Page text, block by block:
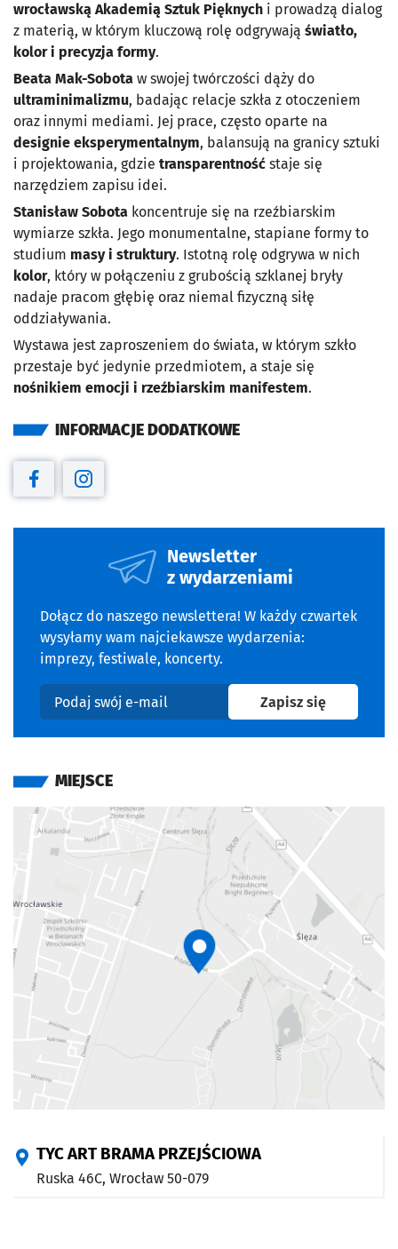
wrocławską Akademią Sztuk Pięknych i prowadzą dialog
z materią, w którym kluczową rolę odgrywają światło,
kolor i precyzja formy.
Beata Mak-Sobota w swojej twórczości dąży do
ultraminimalizmu, badając relacje szkła z otoczeniem
oraz innymi mediami. Jej prace, często oparte na
designie eksperymentalnym, balansują na granicy sztuki
i projektowania, gdzie transparentność staje się
narzędziem zapisu idei.
Stanisław Sobota koncentruje się na rzeźbiarskim
wymiarze szkła. Jego monumentalne, stapiane formy to
studium masy i struktury. Istotną rolę odgrywa w nich
kolor, który w połączeniu z grubością szklanej bryły
nadaje pracom głębię oraz niemal fizyczną siłę
oddziaływania.
Wystawa jest zaproszeniem do świata, w którym szkło
przestaje być jedynie przedmiotem, a staje się
nośnikiem emocji i rzeźbiarskim manifestem.
INFORMACJE DODATKOWE
Otwiera się w nowej karcie
Otwiera się w nowej karcie
Newsletter
z wydarzeniami
Dołącz do naszego newslettera! W każdy czwartek
wysyłamy wam najciekawsze wydarzenia:
imprezy, festiwale, koncerty.
Podaj swój e-mail
Zapisz sięna
MIEJSCE
TYC ART BRAMA PRZEJŚCIOWA
Ruska 46C, Wrocław 50-079